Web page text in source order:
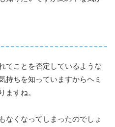
てことを否定しているような
持ちを知っていますからヘミ
ますね。
なくなってしまったのでしょ